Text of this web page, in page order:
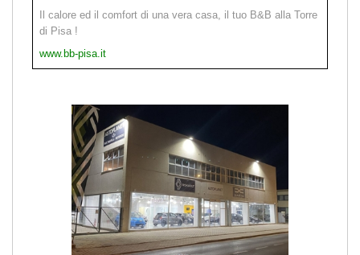
Il calore ed il comfort di una vera casa, il tuo B&B alla Torre
di Pisa !
www.bb-pisa.it